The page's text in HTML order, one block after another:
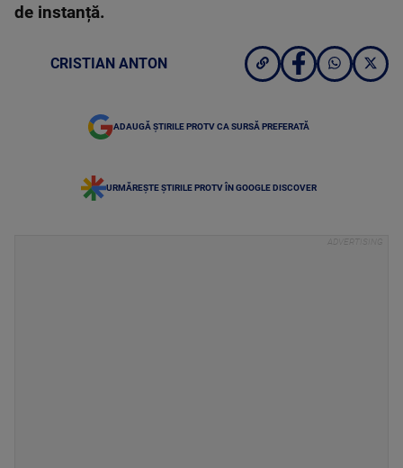
de instanță.
CRISTIAN ANTON
ADAUGĂ ȘTIRILE PROTV CA SURSĂ PREFERATĂ
URMĂREȘTE ȘTIRILE PROTV ÎN GOOGLE DISCOVER